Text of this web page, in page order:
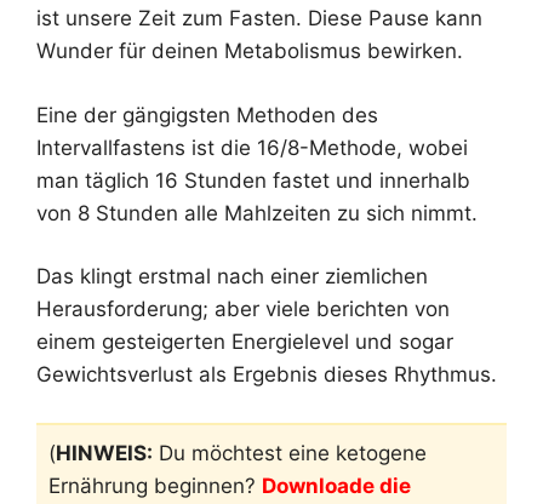
ist unsere Zeit zum Fasten. Diese Pause kann
Wunder für deinen Metabolismus bewirken.
Eine der gängigsten Methoden des
Intervallfastens ist die 16/8-Methode, wobei
man täglich 16 Stunden fastet und innerhalb
von 8 Stunden alle Mahlzeiten zu sich nimmt.
Das klingt erstmal nach einer ziemlichen
Herausforderung; aber viele berichten von
einem gesteigerten Energielevel und sogar
Gewichtsverlust als Ergebnis dieses Rhythmus.
(HINWEIS: Du möchtest eine ketogene
Ernährung beginnen? Downloade die